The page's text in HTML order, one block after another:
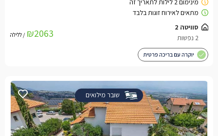
סוויטה 2
2 נפשות
₪2063 / ללילה
יוקרה עם בריכה פרטית
שובר מילואים